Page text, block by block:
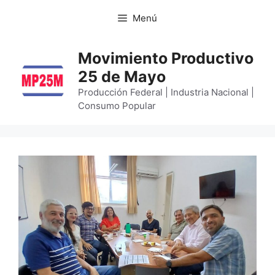
Menú
Movimiento Productivo
25 de Mayo
Producción Federal | Industria Nacional |
Consumo Popular